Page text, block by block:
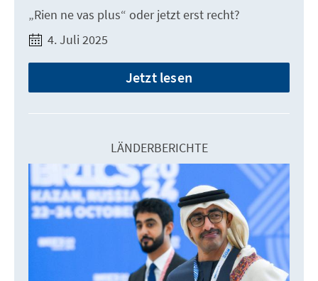
„Rien ne vas plus“ oder jetzt erst recht?
4. Juli 2025
Jetzt lesen
LÄNDERBERICHTE